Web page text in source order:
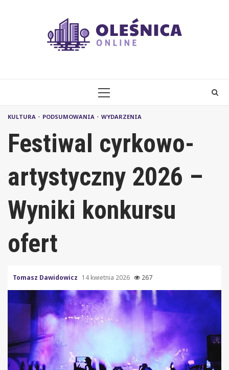
PRIMARY
KULTURA PODSUMOWANIA WYDARZENIA
Festiwal cyrkowo-
artystyczny 2026 –
Wyniki konkursu
ofert
Tomasz Dawidowicz 14 kwietnia 2026 267